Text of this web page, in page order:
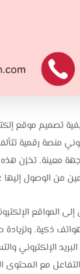
تصميم موقع
منصة رقمية
معينة. تخزن هذه
من الوصول إليها
المواقع
ذكية.
مع